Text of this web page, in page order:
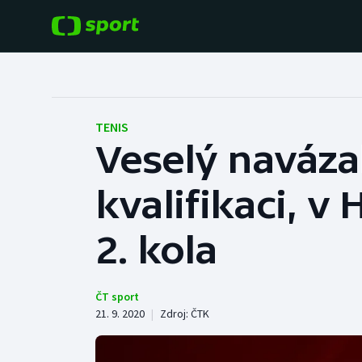
Hokej
Tenis
Atletika
Baseball a softbal
Basketbal
TENIS
Veselý
kvalifikaci, v
2. kola
ČT sport
21. 9. 2020 | Zdroj: ČTK